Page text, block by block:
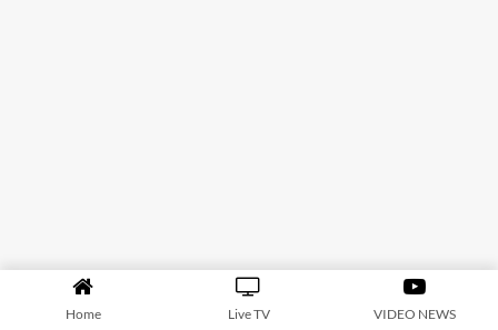
Home Live TV VIDEO NEWS